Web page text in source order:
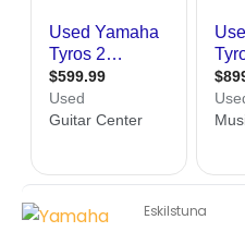
Eskilstuna